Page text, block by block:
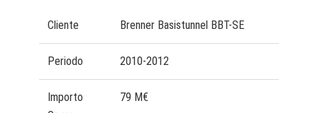
Cliente Brenner Basistunnel BBT-SE
Periodo 2010-2012
Importo
79 M€